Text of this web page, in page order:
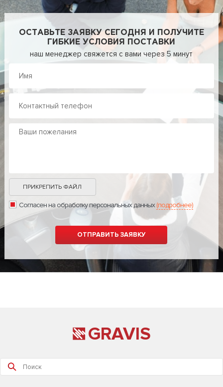
ОСТАВЬТЕ ЗАЯВКУ СЕГОДНЯ И ПОЛУЧИТЕ
ГИБКИЕ УСЛОВИЯ ПОСТАВКИ
наш менеджер свяжется с вами через 5 минут
ПРИКРЕПИТЬ ФАЙЛ
Согласен на обработку персональных данных(подробнее)
GRAVIS